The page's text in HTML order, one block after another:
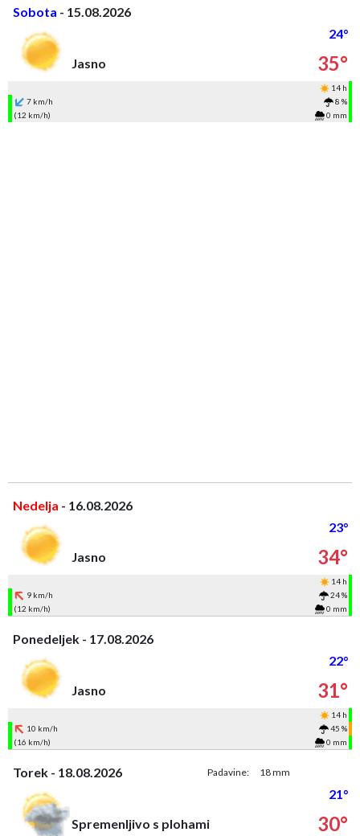
Sobota - 15.08.2026
24°
Jasno
35°
14 h
7 km/h
8 %
(12 km/h)
0 mm
Nedelja - 16.08.2026
23°
Jasno
34°
14 h
9 km/h
24 %
(12 km/h)
0 mm
Ponedeljek - 17.08.2026
22°
Jasno
31°
14 h
10 km/h
45 %
(16 km/h)
0 mm
Torek - 18.08.2026 Padavine: 18 mm
21°
Spremenljivo s plohami
30°